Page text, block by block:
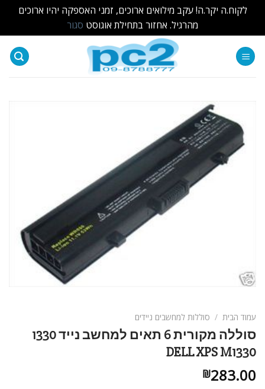
לקוח.ה יקר.ה! עקב מילואים ארוכים, זמני האספקה יהיו ארוכים
מהרגיל. אחזור בתחילת אוגוסט סגור
עמוד הבית / סוללות למחשבים ניידים
סוללה מקורית 6 תאים למחשב נייד 1330
DELL XPS M1330
₪283.00